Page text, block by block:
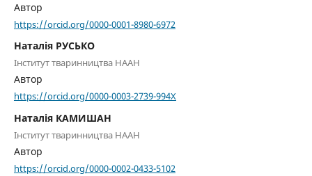
Автор
https://orcid.org/0000-0001-8980-6972
Наталія РУСЬКО
Інститут тваринництва НААН
Автор
https://orcid.org/0000-0003-2739-994X
Наталія КАМИШАН
Інститут тваринництва НААН
Автор
https://orcid.org/0000-0002-0433-5102